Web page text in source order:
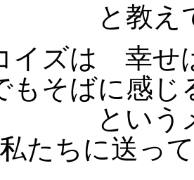
と教え
イズは 幸せ
もそばに感
という
私たちに送っ